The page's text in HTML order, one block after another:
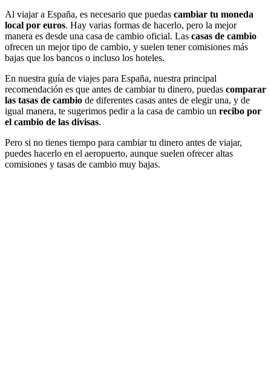
Al viajar a España, es necesario que puedas cambiar tu moneda
local por euros. Hay varias formas de hacerlo, pero la mejor
manera es desde una casa de cambio oficial. Las casas de cambio
ofrecen un mejor tipo de cambio, y suelen tener comisiones más
bajas que los bancos o incluso los hoteles.
En nuestra guía de viajes para España, nuestra principal
recomendación es que antes de cambiar tu dinero, puedas comparar
las tasas de cambio de diferentes casas antes de elegir una, y de
igual manera, te sugerimos pedir a la casa de cambio un recibo por
el cambio de las divisas.
Pero si no tienes tiempo para cambiar tu dinero antes de viajar,
puedes hacerlo en el aeropuerto, aunque suelen ofrecer altas
comisiones y tasas de cambio muy bajas.